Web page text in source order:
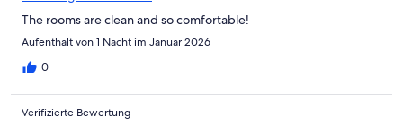
The rooms are clean and so comfortable!
Aufenthalt von 1 Nacht im Januar 2026
0
Verifizierte Bewertung